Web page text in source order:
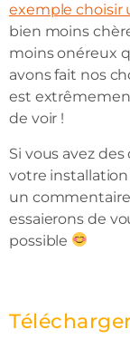
exemple choisir
bien moins
moins onéreux
avons fait nos
est
de voir !
Si vous avez
votre
un
essaierons de
possible